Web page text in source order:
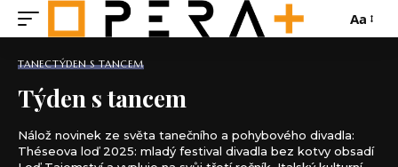
Aa
TANECTÝDEN S TANCEM
Týden s tancem
Nálož novinek ze světa tanečního a pohybového divadla:
Théseova loď 2025: mladý festival divadla bez kotvy obsadí